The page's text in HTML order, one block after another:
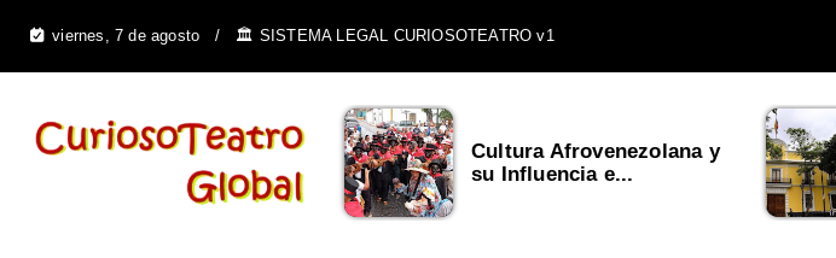
viernes, 7 de agosto 🏛️ SISTEMA LEGAL CURIOSOTEATRO v1
Cultura Afrovenezolana y
su Influencia e...